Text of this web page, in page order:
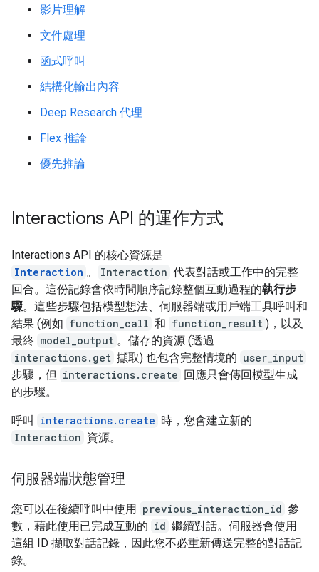
影片理解
文件處理
函式呼叫
結構化輸出內容
Deep Research 代理
Flex 推論
優先推論
Interactions API 的運作方式
Interactions API 的核心資源是
Interaction 。 Interaction 代表對話或工作中的完整
回合。這份記錄會依時間順序記錄整個互動過程的執行步
驟。這些步驟包括模型想法、伺服器端或用戶端工具呼叫和
結果 (例如 function_call 和 function_result )，以及
最終 model_output 。儲存的資源 (透過
interactions.get 擷取) 也包含完整情境的 user_input
步驟，但 interactions.create 回應只會傳回模型生成
的步驟。
呼叫 interactions.create 時，您會建立新的
Interaction 資源。
伺服器端狀態管理
您可以在後續呼叫中使用 previous_interaction_id 參
數，藉此使用已完成互動的 id 繼續對話。伺服器會使用
這組 ID 擷取對話記錄，因此您不必重新傳送完整的對話記
錄。